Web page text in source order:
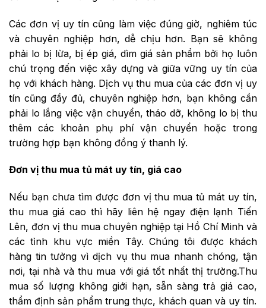
Các đơn vị uy tín cũng làm việc đúng giờ, nghiêm túc
và chuyên nghiệp hơn, dễ chịu hơn. Bạn sẽ không
phải lo bị lừa, bị ép giá, dìm giá sản phẩm bởi họ luôn
chú trọng đến việc xây dựng và giữa vững uy tín của
họ với khách hàng. Dịch vụ thu mua của các đơn vị uy
tín cũng đầy đủ, chuyên nghiệp hơn, bạn không cần
phải lo lắng việc vận chuyển, tháo dỡ, không lo bị thu
thêm các khoản phụ phí vận chuyển hoặc trong
trường hợp bạn không đồng ý thanh lý.
Đơn vị thu mua tủ mát uy tín, giá cao
Nếu bạn chưa tìm được đơn vị thu mua tủ mát uy tín,
thu mua giá cao thì hãy liên hệ ngay điện lạnh Tiến
Lên, đơn vị thu mua chuyên nghiệp tại Hồ Chí Minh và
các tỉnh khu vực miền Tây. Chúng tôi được khách
hàng tin tưởng vì dịch vụ thu mua nhanh chóng, tận
nơi, tại nhà và thu mua với giá tốt nhất thị trường.Thu
mua số lượng không giới hạn, sẵn sàng trả giá cao,
thẩm định sản phẩm trung thực, khách quan và uy tín.